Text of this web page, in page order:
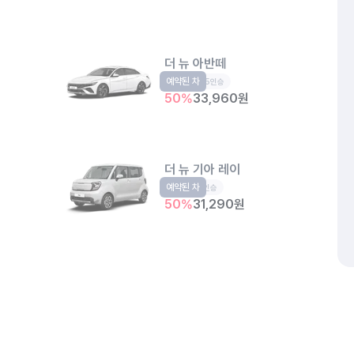
더 뉴 아반떼
준중형 5인승
50%33,960원
예약된 차
더 뉴 기아 레이
경형 5인승
50%31,290원
예약된 차